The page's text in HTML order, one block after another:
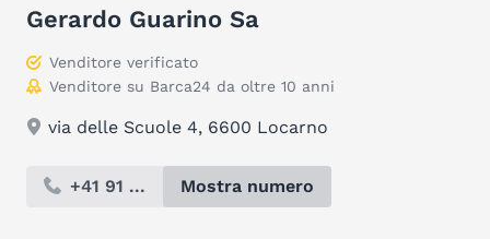
Gerardo Guarino Sa
Venditore verificato
Venditore su Barca24 da oltre 10 anni
via delle Scuole 4, 6600 Locarno
+41 91 ... Mostra numero